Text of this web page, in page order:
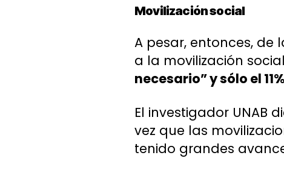
Movilización social
A pesar, entonces, de
a la movilización
necesario” y sólo el
El investigador UNAB
vez que las
tenido grandes